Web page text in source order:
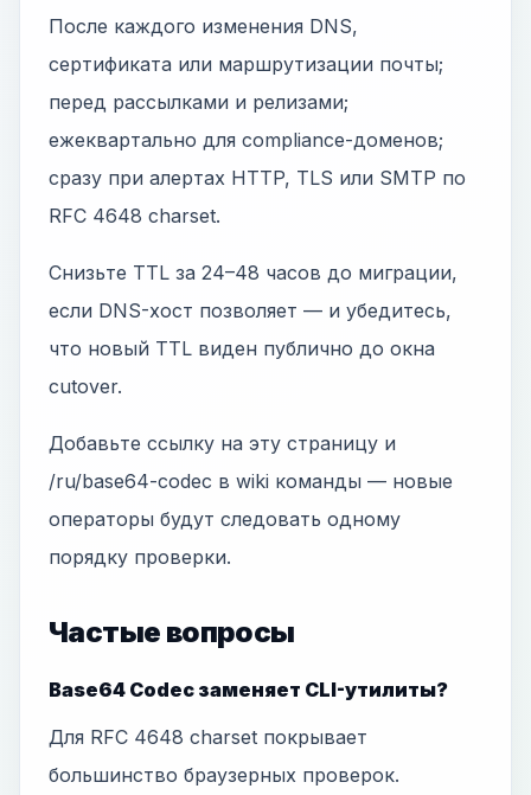
После каждого изменения DNS,
сертификата или маршрутизации почты;
перед рассылками и релизами;
ежеквартально для compliance-доменов;
сразу при алертах HTTP, TLS или SMTP по
RFC 4648 charset.
Снизьте TTL за 24–48 часов до миграции,
если DNS-хост позволяет — и убедитесь,
что новый TTL виден публично до окна
cutover.
Добавьте ссылку на эту страницу и
/ru/base64-codec в wiki команды — новые
операторы будут следовать одному
порядку проверки.
Частые вопросы
Base64 Codec заменяет CLI-утилиты?
Для RFC 4648 charset покрывает
большинство браузерных проверок.